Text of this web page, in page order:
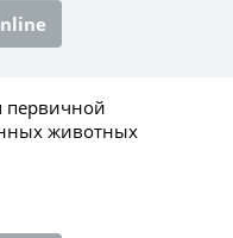
первичной
животных